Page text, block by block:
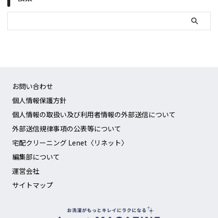
お問い合わせ
個人情報保護方針
個人情報の取扱い及び利用者情報の外部送信について
外部送信規律事項の公表等について
宅配クリーニング Lenet〈リネット〉
編集部について
運営会社
サイトマップ